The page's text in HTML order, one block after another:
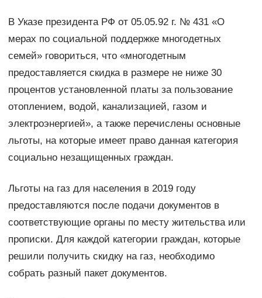
В Указе президента РФ от 05.05.92 г. № 431 «О
мерах по социальной поддержке многодетных
семей» говориться, что «многодетным
предоставляется скидка в размере не ниже 30
процентов установленной платы за пользование
отоплением, водой, канализацией, газом и
электроэнергией», а также перечислены основные
льготы, на которые имеет право данная категория
социально незащищенных граждан.
Льготы на газ для населения в 2019 году
предоставляются после подачи документов в
соответствующие органы по месту жительства или
прописки. Для каждой категории граждан, которые
решили получить скидку на газ, необходимо
собрать разный пакет документов.